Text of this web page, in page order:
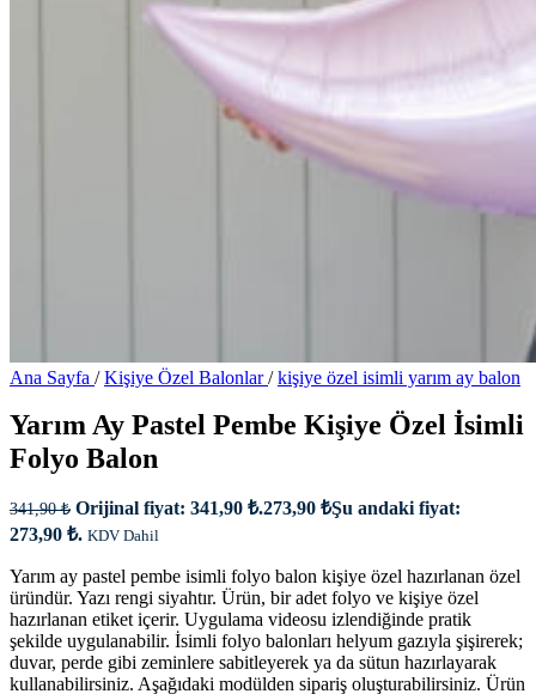
Ana Sayfa / Kişiye Özel Balonlar/ kişiye özel isimli yarım ay balon
Yarım Ay Pastel Pembe Kişiye Özel İsimli
Folyo Balon
341,90₺ Orijinal fiyat: 341,90 ₺.273,90 ₺Şu andaki fiyat:
273,90 ₺. KDV Dahil
Yarım ay pastel pembe isimli folyo balon kişiye özel hazırlanan özel
üründür. Yazı rengi siyahtır. Ürün, bir adet folyo ve kişiye özel
hazırlanan etiket içerir. Uygulama videosu izlendiğinde pratik
şekilde uygulanabilir. İsimli folyo balonları helyum gazıyla şişirerek;
duvar, perde gibi zeminlere sabitleyerek ya da sütun hazırlayarak
kullanabilirsiniz. Aşağıdaki modülden sipariş oluşturabilirsiniz. Ürün